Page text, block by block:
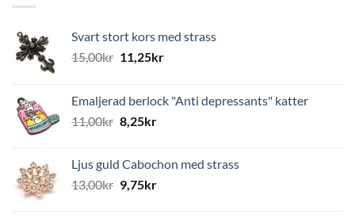
Svart stort kors med strass
15,00kr 11,25kr
Emaljerad berlock "Anti depressants" katter
11,00kr 8,25kr
Ljus guld Cabochon med strass
13,00kr 9,75kr